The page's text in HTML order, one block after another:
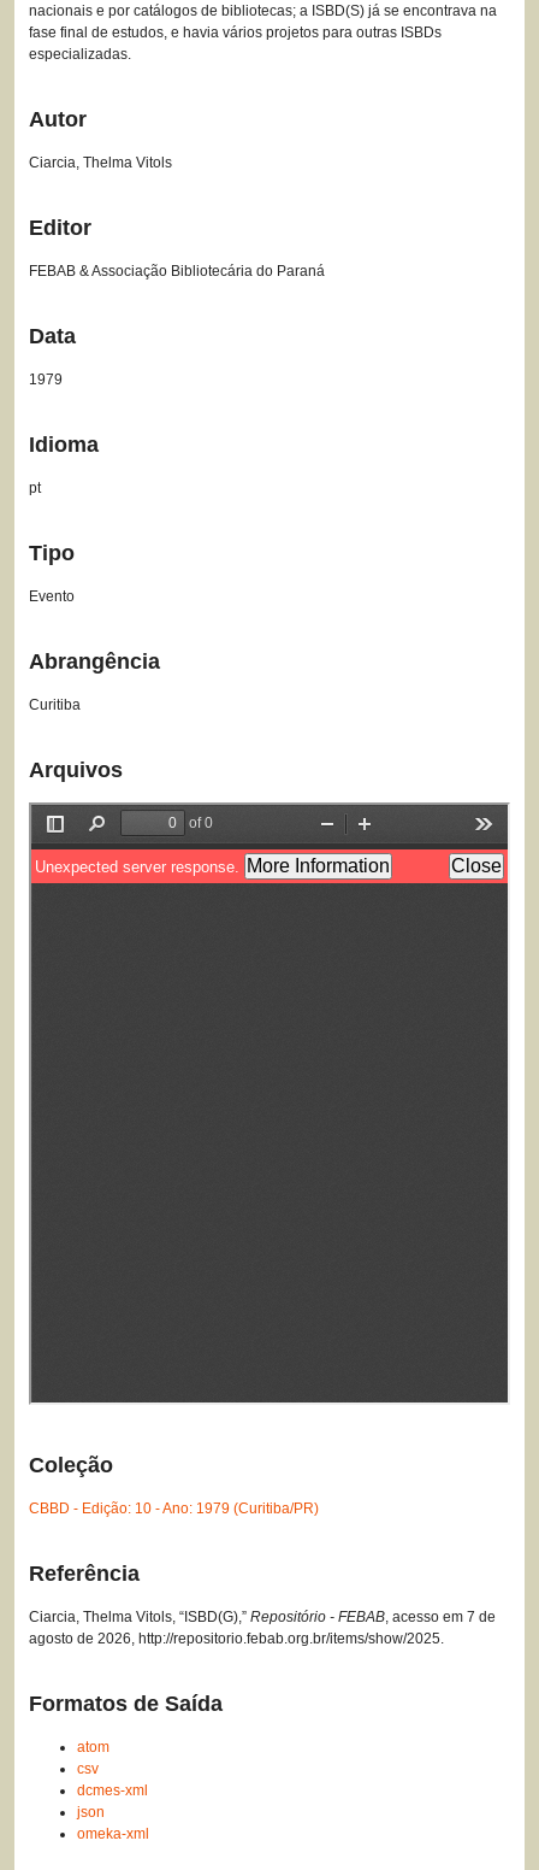
nacionais e por catálogos de bibliotecas; a ISBD(S) já se encontrava na
fase final de estudos, e havia vários projetos para outras ISBDs
especializadas.
Autor
Ciarcia, Thelma Vitols
Editor
FEBAB & Associação Bibliotecária do Paraná
Data
1979
Idioma
pt
Tipo
Evento
Abrangência
Curitiba
Arquivos
Coleção
CBBD - Edição: 10 - Ano: 1979 (Curitiba/PR)
Referência
Ciarcia, Thelma Vitols, “ISBD(G),” Repositório - FEBAB, acesso em 7 de
agosto de 2026, http://repositorio.febab.org.br/items/show/2025.
Formatos de Saída
atom
csv
dcmes-xml
json
omeka-xml